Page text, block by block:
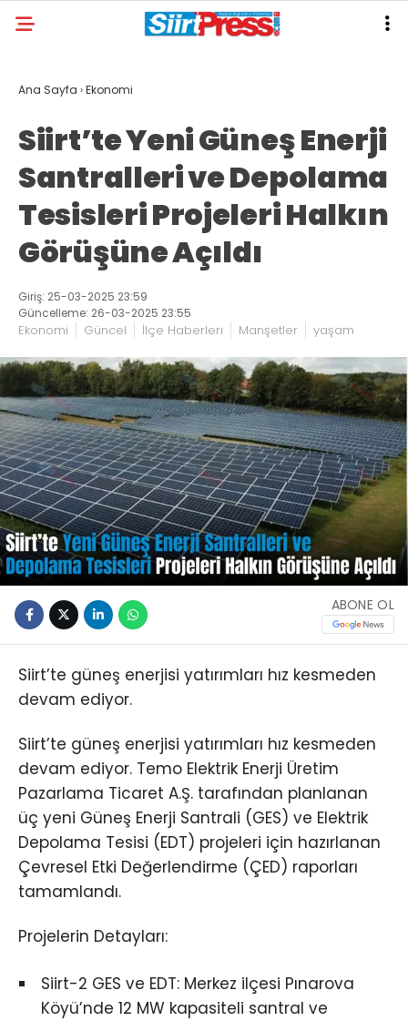
Ana Sayfa ›Ekonomi
Siirt’te Yeni Güneş Enerji
Santralleri ve Depolama
Tesisleri Projeleri Halkın
Görüşüne Açıldı
Giriş: 25-03-2025 23:59
Güncelleme: 26-03-2025 23:55
Ekonomi Güncel İlçe Haberleri Manşetler yaşam
ABONE OL
Siirt’te güneş enerjisi yatırımları hız kesmeden
devam ediyor.
Siirt’te güneş enerjisi yatırımları hız kesmeden
devam ediyor. Temo Elektrik Enerji Üretim
Pazarlama Ticaret A.Ş. tarafından planlanan
üç yeni Güneş Enerji Santrali (GES) ve Elektrik
Depolama Tesisi (EDT) projeleri için hazırlanan
Çevresel Etki Değerlendirme (ÇED) raporları
tamamlandı.
Projelerin Detayları:
Siirt-2 GES ve EDT: Merkez ilçesi Pınarova
Köyü’nde 12 MW kapasiteli santral ve